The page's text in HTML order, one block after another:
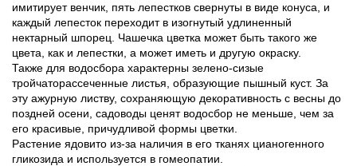
имитирует венчик, пять лепестков свернуты в виде конуса, и
каждый лепесток переходит в изогнутый удлиненный
нектарный шпорец. Чашечка цветка может быть такого же
цвета, как и лепестки, а может иметь и другую окраску.
Также для водосбора характерны зелено-сизые
тройчаторассеченные листья, образующие пышный куст. За
эту ажурную листву, сохраняющую декоративность с весны до
поздней осени, садоводы ценят водосбор не меньше, чем за
его красивые, причудливой формы цветки.
Растение ядовито из-за наличия в его тканях цианогенного
гликозида и используется в гомеопатии.